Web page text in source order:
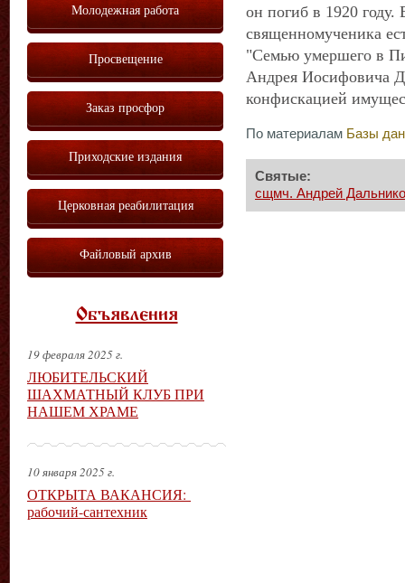
он погиб в 1920 году.
священномученика
"Семью умершего в
Андрея Иосифовича
конфискацией
По материалам Базы
Святые:
сщмч. Андрей
Молодежная работа
Просвещение
Заказ просфор
Приходские издания
Церковная реабилитация
Файловый архив
Объявления
19 февраля 2025 г.
ЛЮБИТЕЛЬСКИЙ
ШАХМАТНЫЙ КЛУБ ПРИ
НАШЕМ ХРАМЕ
10 января 2025 г.
ОТКРЫТА ВАКАНСИЯ:
рабочий-сантехник